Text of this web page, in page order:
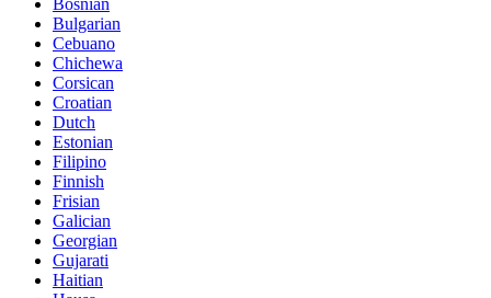
Bulgarian
Cebuano
Chichewa
Corsican
Croatian
Dutch
Estonian
Filipino
Finnish
Frisian
Galician
Georgian
Gujarati
Haitian